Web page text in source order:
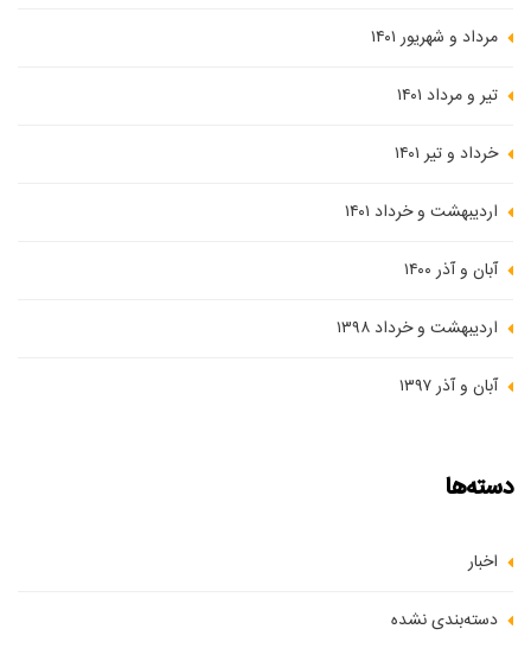
مرداد و شهریور ۱۴۰۱
تیر و مرداد ۱۴۰۱
خرداد و تیر ۱۴۰۱
اردیبهشت و خرداد ۱۴۰۱
آبان و آذر ۱۴۰۰
اردیبهشت و خرداد ۱۳۹۸
آبان و آذر ۱۳۹۷
دسته‌ها
اخبار
دسته‌بندی نشده